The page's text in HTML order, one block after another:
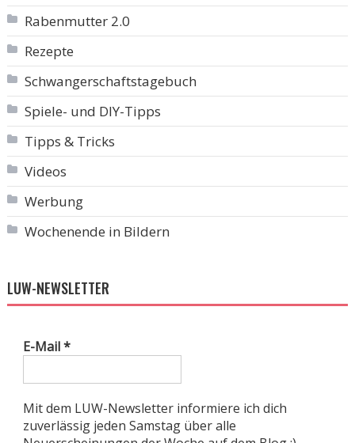
Rabenmutter 2.0
Rezepte
Schwangerschaftstagebuch
Spiele- und DIY-Tipps
Tipps & Tricks
Videos
Werbung
Wochenende in Bildern
LUW-NEWSLETTER
E-Mail*
Mit dem LUW-Newsletter informiere ich dich
zuverlässig jeden Samstag über alle